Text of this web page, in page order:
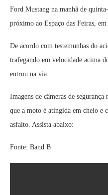
Ford Mustang na manhã de
próximo ao Espaço das Feiras,
De acordo com testemunhas do
trafegando em velocidade acima
entrou na via.
Imagens de câmeras de
que a moto é atingida em cheio e
asfalto. Assista abaixo:
Fonte: Band B